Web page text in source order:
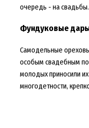
очередь - на свадьбы.
Фундуковые
Самодельные
особым свадебным
молодых приносили
многодетности,